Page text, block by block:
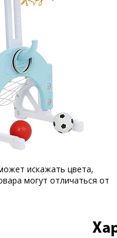
искажать цвета,
могут отличаться от